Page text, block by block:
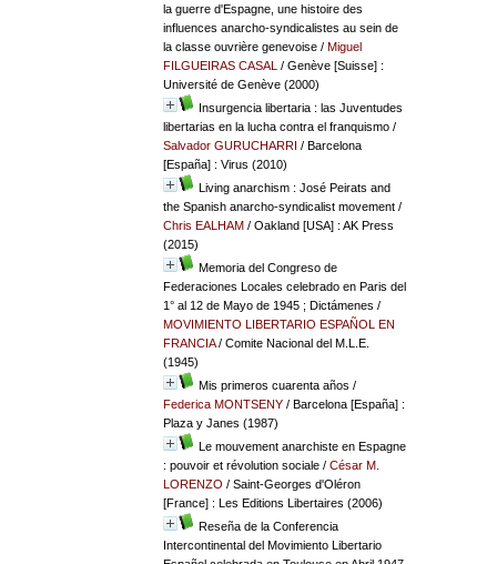
la guerre d'Espagne, une histoire des
influences anarcho-syndicalistes au sein de
la classe ouvrière genevoise/ Miguel
FILGUEIRAS CASAL / Genève [Suisse] :
Université de Genève (2000)
Insurgencia libertaria : las Juventudes
libertarias en la lucha contra el franquismo/
Salvador GURUCHARRI / Barcelona
[España] : Virus (2010)
Living anarchism : José Peirats and
the Spanish anarcho-syndicalist movement/
Chris EALHAM/ Oakland [USA] : AK Press
(2015)
Memoria del Congreso de
Federaciones Locales celebrado en Paris del
1° al 12 de Mayo de 1945 ; Dictámenes /
MOVIMIENTO LIBERTARIO ESPAÑOL EN
FRANCIA/ Comite Nacional del M.L.E.
(1945)
Mis primeros cuarenta años /
Federica MONTSENY/ Barcelona [España] :
Plaza y Janes (1987)
Le mouvement anarchiste en Espagne
: pouvoir et révolution sociale/ César M.
LORENZO / Saint-Georges d'Oléron
[France] : Les Editions Libertaires (2006)
Reseña de la Conferencia
Intercontinental del Movimiento Libertario